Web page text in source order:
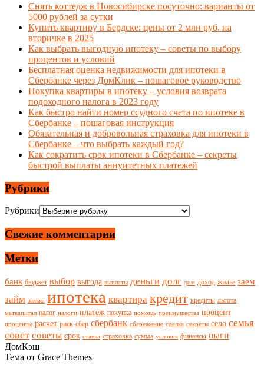
Снять коттедж в Новосибирске посуточно: варианты от
5000 рублей за сутки
Купить квартиру в Бердске: цены от 2 млн руб. на
вторичке в 2025
Как выбрать выгодную ипотеку – советы по выбору
процентов и условий
Бесплатная оценка недвижимости для ипотеки в
Сбербанке через ДомКлик – пошаговое руководство
Покупка квартиры в ипотеку – условия возврата
подоходного налога в 2023 году
Как быстро найти номер ссудного счета по ипотеке в
Сбербанке – пошаговая инструкция
Обязательная и добровольная страховка для ипотеки в
Сбербанке – что выбрать каждый год?
Как сократить срок ипотеки в Сбербанке – секреты
быстрой выплаты аннуитетных платежей
Рубрики
Рубрики
Свежие комментарии
Метки
банк бюджет выбор выгода выплаты деньги долг дом доход жилье заем
займ заявка ипотека квартира кредит кредиты льгота
маткапитал налог налоги платеж покупка помощь преимущества процент
проценты расчет риск сбер сбербанк сбережение сделка секреты село семья
совет советы срок ставка страховка сумма условия финансы шаги
ДомКэш
Тема от Grace Themes